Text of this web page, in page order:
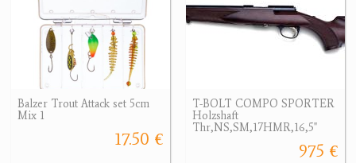
Balzer Trout Attack set 5cm
Mix 1
17.50 €
T-BOLT COMPO SPORTER
Holzshaft
Thr,NS,SM,17HMR,16,5"
975 €